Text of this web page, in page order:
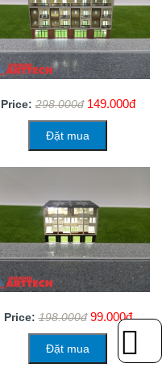
Price: 298.000đ 149.000đ
Đặt mua
Price: 198.000đ 99.000đ
Đặt mua